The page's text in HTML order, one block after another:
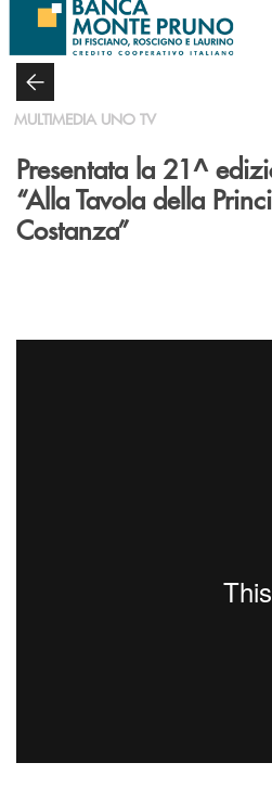
Salta al contenuto principale
MULTIMEDIA UNO TV
Presentata la 21^
“Alla Tavola della
Costanza”